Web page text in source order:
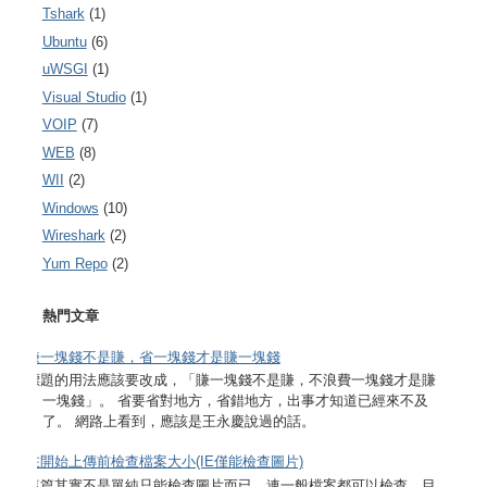
Tshark (1)
Ubuntu (6)
uWSGI (1)
Visual Studio (1)
VOIP (7)
WEB (8)
WII
(2)
Windows (10)
Wireshark (2)
Yum Repo (2)
熱門文章
賺一塊錢不是賺，省一塊錢才是賺一塊錢
標題的用法應該要改成，「賺一塊錢不是賺，不浪費一塊錢才是賺
一塊錢」。 省要省對地方，省錯地方，出事才知道已經來不及
了。 網路上看到，應該是王永慶說過的話。
在開始上傳前檢查檔案大小(IE僅能檢查圖片)